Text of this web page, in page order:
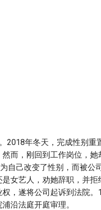
2018年冬天，完成性别重
而，刚回到工作岗位，她
自己改变了性别，而被公
女艺人，劝她辞职，并
，遂将公司起诉到法院。
沿法庭开庭审理。